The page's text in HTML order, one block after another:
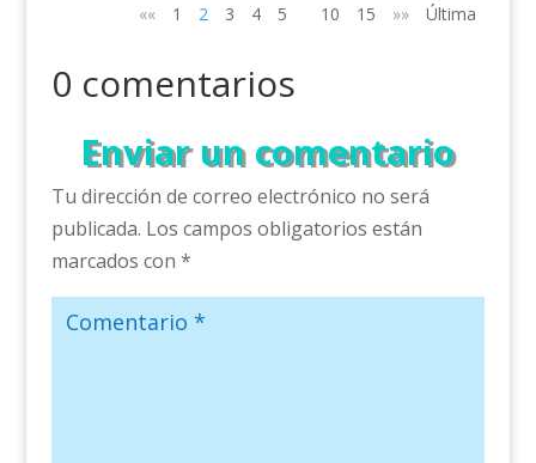
«« 1 2 3 4 5 10 15 »» Última
0 comentarios
Enviar un comentario
Tu dirección de correo electrónico no será
publicada. Los campos obligatorios están
marcados con *